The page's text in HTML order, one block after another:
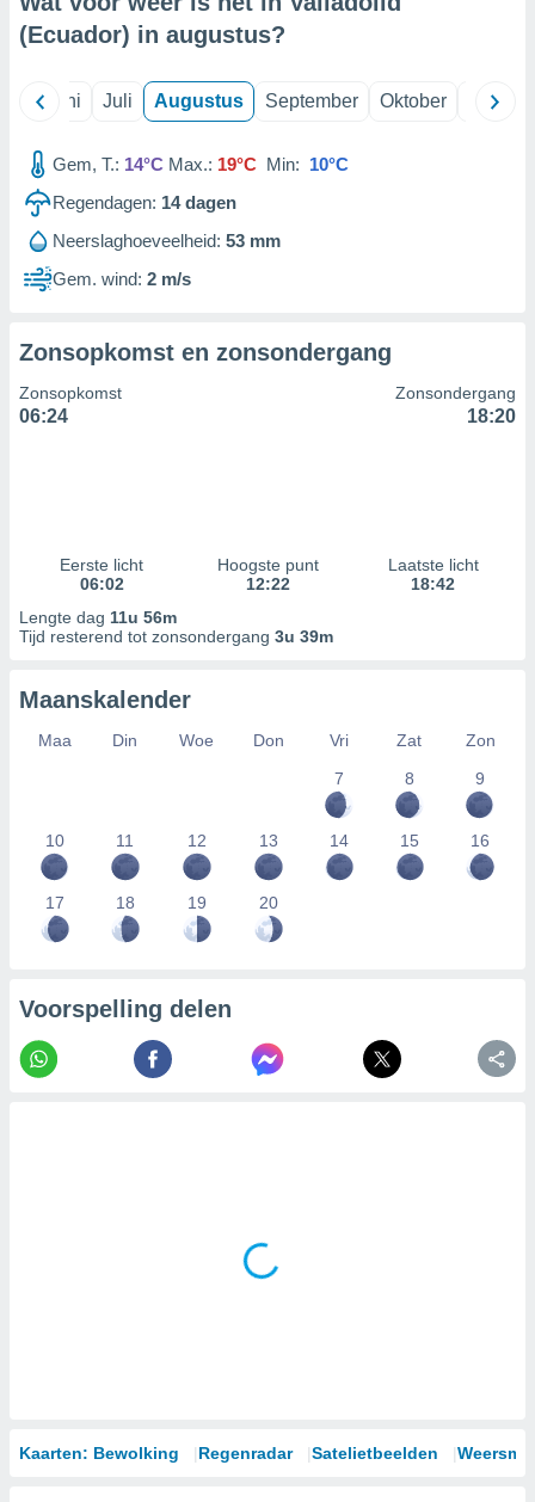
(Ecuador) in augustus?
Juni Juli Augustus September Oktober
Gem, T.: 14°C Max.: 19°C Min: 10°C
Regendagen: 14dagen
Neerslaghoeveelheid: 53 mm
Gem. wind: 2 m/s
Zonsopkomst en zonsondergang
Zonsopkomst
06:24
Zonsondergang
18:20
Eerste licht
06:02
Hoogste punt
12:22
Laatste licht
18:42
Lengte dag 11u 56m
Tijd resterend tot zonsondergang 3u 39m
Maanskalender
Maa Din Woe Don Vri Zat
Zon
7
8 9
10 11 12 13 14 15 16
17 18 19 20
Voorspelling delen
Kaarten: Bewolking Regenradar Satelietbeelden